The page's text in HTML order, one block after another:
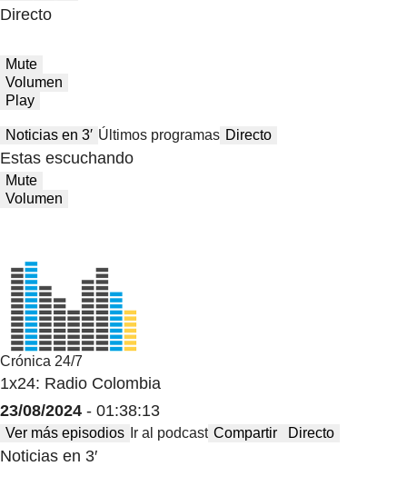
Directo
Mute
Volumen
Play
Noticias en 3′ Últimos programas Directo
Estas escuchando
Mute
Volumen
Crónica 24/7
1x24: Radio Colombia
23/08/2024 - 01:38:13
Ver más episodios Ir al podcast Compartir Directo
Noticias en 3′